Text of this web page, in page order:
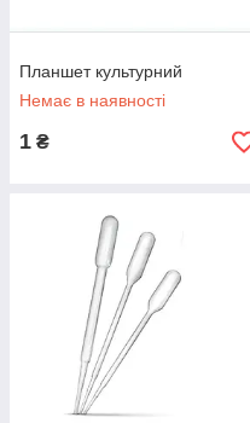
Планшет культурний
Немає в наявності
1 ₴